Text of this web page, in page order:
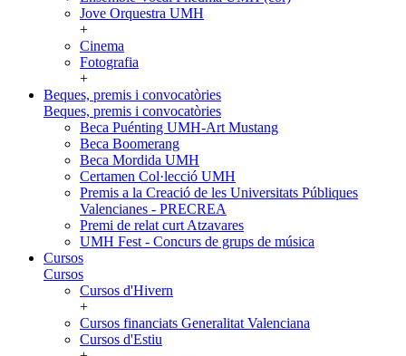
Jove Orquestra UMH
+
Cinema
Fotografia
+
Beques, premis i convocatòries
Beques, premis i convocatòries
Beca Puénting UMH-Art Mustang
Beca Boomerang
Beca Mordida UMH
Certamen Col·lecció UMH
Premis a la Creació de les Universitats Públiques
Valencianes - PRECREA
Premi de relat curt Atzavares
UMH Fest - Concurs de grups de música
Cursos
Cursos
Cursos d'Hivern
+
Cursos financiats Generalitat Valenciana
Cursos d'Estiu